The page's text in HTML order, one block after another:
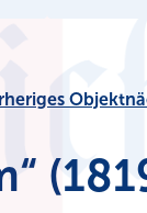
Objekt